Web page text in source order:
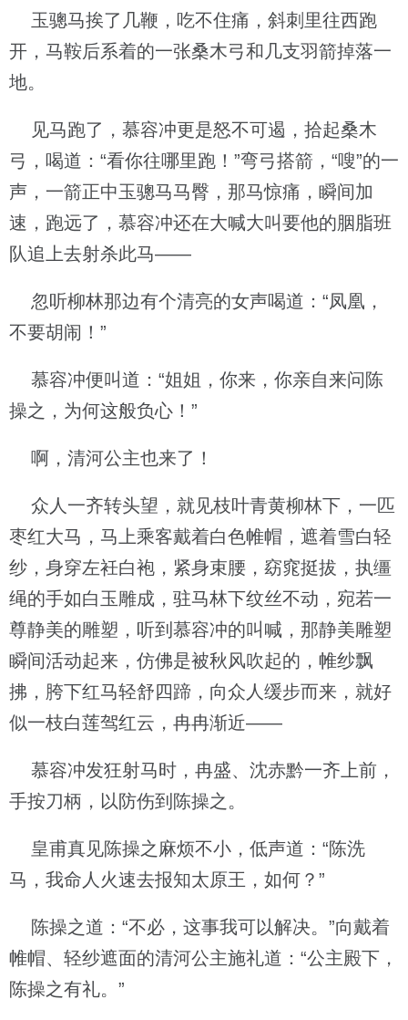
玉骢马挨了几鞭，吃不住痛，斜刺里往西跑
开，马鞍后系着的一张桑木弓和几支羽箭掉落一
地。
见马跑了，慕容冲更是怒不可遏，拾起桑木
弓，喝道：“看你往哪里跑！”弯弓搭箭，“嗖”的一
声，一箭正中玉骢马马臀，那马惊痛，瞬间加
速，跑远了，慕容冲还在大喊大叫要他的胭脂班
队追上去射杀此马——
忽听柳林那边有个清亮的女声喝道：“凤凰，
不要胡闹！”
慕容冲便叫道：“姐姐，你来，你亲自来问陈
操之，为何这般负心！”
啊，清河公主也来了！
众人一齐转头望，就见枝叶青黄柳林下，一匹
枣红大马，马上乘客戴着白色帷帽，遮着雪白轻
纱，身穿左衽白袍，紧身束腰，窈窕挺拔，执缰
绳的手如白玉雕成，驻马林下纹丝不动，宛若一
尊静美的雕塑，听到慕容冲的叫喊，那静美雕塑
瞬间活动起来，仿佛是被秋风吹起的，帷纱飘
拂，胯下红马轻舒四蹄，向众人缓步而来，就好
似一枝白莲驾红云，冉冉渐近——
慕容冲发狂射马时，冉盛、沈赤黔一齐上前，
手按刀柄，以防伤到陈操之。
皇甫真见陈操之麻烦不小，低声道：“陈洗
马，我命人火速去报知太原王，如何？”
陈操之道：“不必，这事我可以解决。”向戴着
帷帽、轻纱遮面的清河公主施礼道：“公主殿下，
陈操之有礼。”